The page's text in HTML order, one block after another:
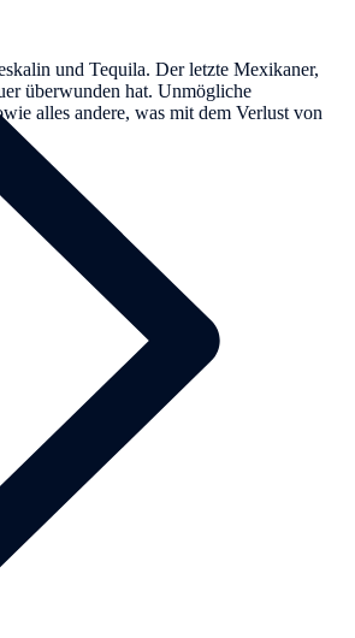
und Tequila. Der letzte Mexikaner,
überwunden hat. Unmögliche
alles andere, was mit dem Verlust von